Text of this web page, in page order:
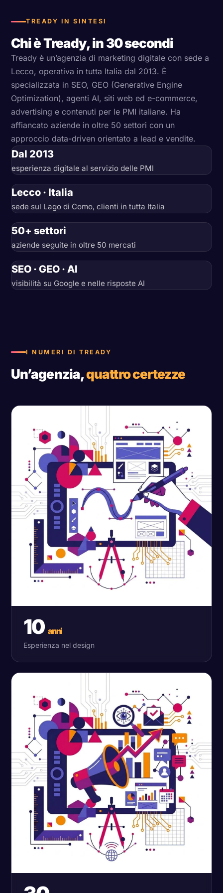
TREADY IN SINTESI
Chi è Tready, in 30 secondi
Tready è un’agenzia di marketing digitale con sede a
Lecco, operativa in tutta Italia dal 2013. È
specializzata in SEO, GEO (Generative Engine
Optimization), agenti AI, siti web ed e-commerce,
advertising e contenuti per le PMI italiane. Ha
affiancato aziende in oltre 50 settori con un
approccio data-driven orientato a lead e vendite.
Dal 2013
esperienza digitale al servizio delle PMI
Lecco · Italia
sede sul Lago di Como, clienti in tutta Italia
50+ settori
aziende seguite in oltre 50 mercati
SEO · GEO · AI
visibilità su Google e nelle risposte AI
I NUMERI DI TREADY
Un’agenzia,quattro certezze
10 anni
Esperienza nel design